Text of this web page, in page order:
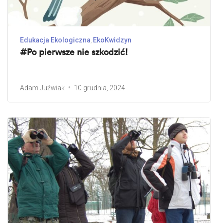
Edukacja Ekologiczna EkoKwidzyn
#Po pierwsze nie szkodzić!
Adam Juźwiak 10 grudnia, 2024